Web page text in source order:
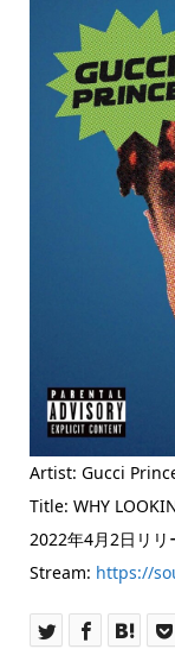
Artist: Gucci
Title: WHY
2022年4月2日リリ
Stream: https://